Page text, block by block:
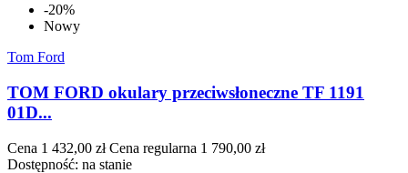
-20%
Nowy
Tom Ford
TOM FORD okulary przeciwsłoneczne TF 1191
01D...
Cena 1 432,00 zł Cena regularna 1 790,00 zł
Dostępność: na stanie